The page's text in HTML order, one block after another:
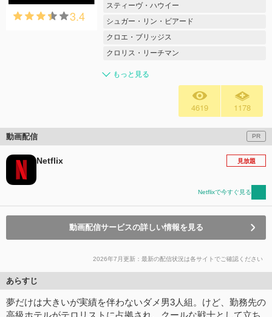
3.4
スティーヴ・ハウイー
シュガー・リン・ビアード
クロエ・ブリッジス
クロリス・リーチマン
もっと見る
4619 1178
動画配信 PR
Netflix 見放題
Netflixで今すぐ見る
動画配信サービスの詳しい情報を見る
2026年7月更新：最新の配信状況は各サイトでご確認ください
あらすじ
夢だけは大きいが実績を伴わないダメ男3人組。けど、勤務先の
高級ホテルがテロリストに占拠され、クールな戦士として立ち